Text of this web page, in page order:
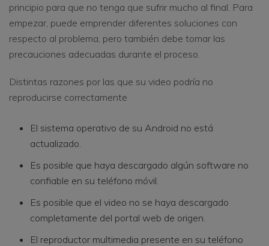
principio para que no tenga que sufrir mucho al final. Para
empezar, puede emprender diferentes soluciones con
respecto al problema, pero también debe tomar las
precauciones adecuadas durante el proceso.
Distintas razones por las que su video podría no
reproducirse correctamente
El sistema operativo de su Android no está
actualizado.
Es posible que haya descargado algún software no
confiable en su teléfono móvil.
Es posible que el video no se haya descargado
completamente del portal web de origen.
El reproductor multimedia presente en su teléfono